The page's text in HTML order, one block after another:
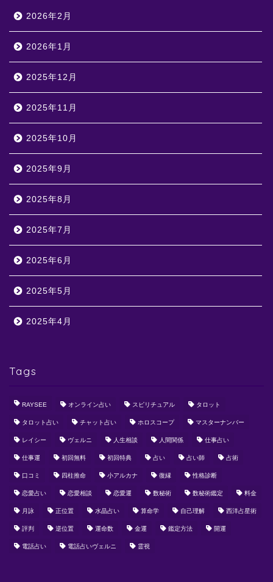
2026年2月
2026年1月
2025年12月
2025年11月
2025年10月
2025年9月
2025年8月
2025年7月
2025年6月
2025年5月
2025年4月
Tags
RAYSEE オンライン占い スピリチュアル タロット
タロット占い チャット占い ホロスコープ マスターナンバー
レイシー ヴェルニ 人生相談 人間関係 仕事占い
仕事運 初回無料 初回特典 占い 占い師 占術
口コミ 四柱推命 小アルカナ 復縁 性格診断
恋愛占い 恋愛相談 恋愛運 数秘術 数秘術鑑定 料金
月詠 正位置 水晶占い 算命学 自己理解 西洋占星術
評判 逆位置 運命数 金運 鑑定方法 開運
電話占い 電話占いヴェルニ 霊視